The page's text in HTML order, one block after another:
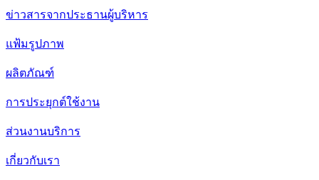
ข่าวสารจากประธานผู้บริหาร
แฟ้มรูปภาพ
ผลิตภัณฑ์
การประยุกต์ใช้งาน
ส่วนงานบริการ
เกี่ยวกับเรา